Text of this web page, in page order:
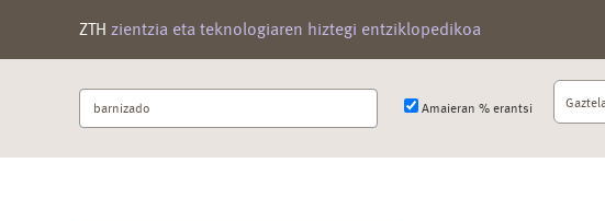
ZTH zientzia eta teknologiaren hiztegi entziklopedikoa
Bilatu
terminoa
Amaieran % erantsi